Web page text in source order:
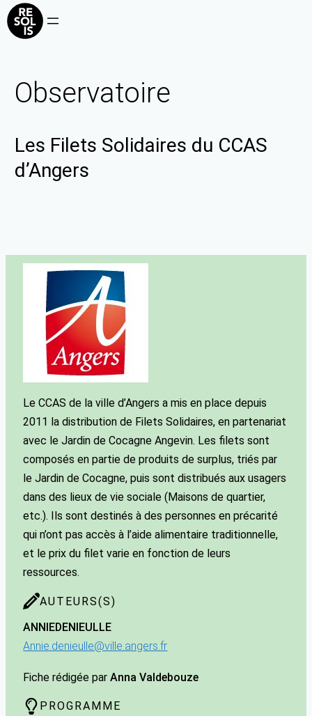
Observatoire
Les Filets Solidaires du CCAS
d’Angers
Le CCAS de la ville d’Angers a mis en place depuis
2011 la distribution de Filets Solidaires, en partenariat
avec le Jardin de Cocagne Angevin. Les filets sont
composés en partie de produits de surplus, triés par
le Jardin de Cocagne, puis sont distribués aux usagers
dans des lieux de vie sociale (Maisons de quartier,
etc.). Ils sont destinés à des personnes en précarité
qui n’ont pas accès à l’aide alimentaire traditionnelle,
et le prix du filet varie en fonction de leurs
ressources.
AUTEURS(S)
ANNIEDENIEULLE
Annie.denieulle@ville.angers.fr
Fiche rédigée par Anna Valdebouze
PROGRAMME